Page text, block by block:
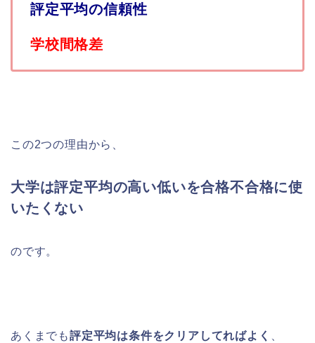
評定平均の信頼性
学校間格差
この2つの理由から、
大学は評定平均の高い低いを合格不合格に使
いたくない
のです。
あくまでも評定平均は条件をクリアしてればよく